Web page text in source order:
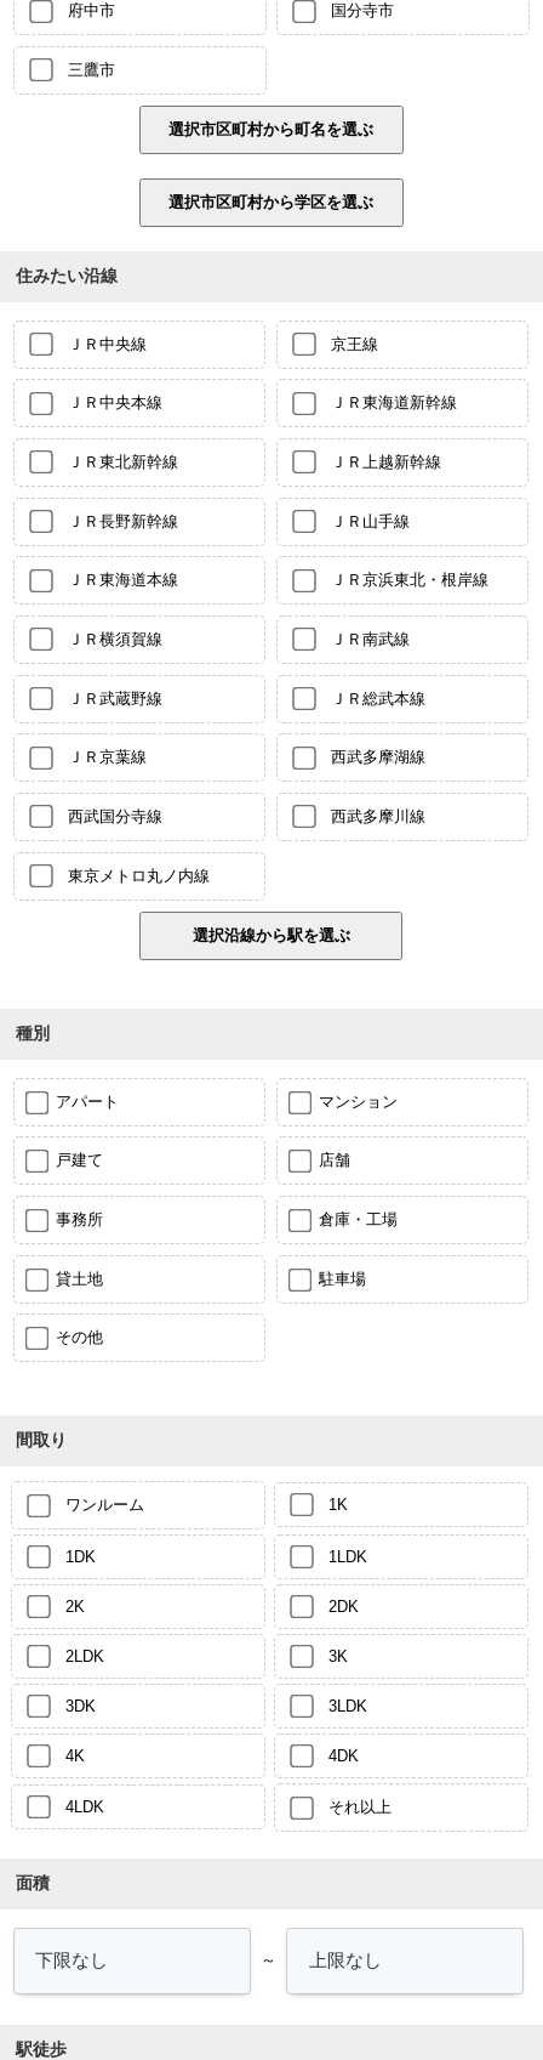
府中市 国分寺市
三鷹市
住みたい沿線
ＪＲ中央線 京王線
ＪＲ中央本線 ＪＲ東海道新幹線
ＪＲ東北新幹線 ＪＲ上越新幹線
ＪＲ長野新幹線 ＪＲ山手線
ＪＲ東海道本線 ＪＲ京浜東北・根岸線
ＪＲ横須賀線 ＪＲ南武線
ＪＲ武蔵野線 ＪＲ総武本線
ＪＲ京葉線 西武多摩湖線
西武国分寺線 西武多摩川線
東京メトロ丸ノ内線
種別
アパート マンション
戸建て 店舗
事務所 倉庫・工場
貸土地 駐車場
その他
間取り
ワンルーム 1K
1DK 1LDK
2K 2DK
2LDK 3K
3DK 3LDK
4K 4DK
4LDK それ以上
面積
～
駅徒歩